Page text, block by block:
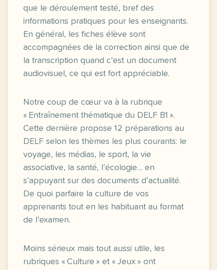
que le déroulement testé, bref des
informations pratiques pour les enseignants.
En général, les fiches élève sont
accompagnées de la correction ainsi que de
la transcription quand c’est un document
audiovisuel, ce qui est fort appréciable.
Notre coup de cœur va à la rubrique
« Entraînement thématique du DELF B1 ».
Cette dernière propose 12 préparations au
DELF selon les thèmes les plus courants: le
voyage, les médias, le sport, la vie
associative, la santé, l’écologie… en
s’appuyant sur des documents d’actualité.
De quoi parfaire la culture de vos
apprenants tout en les habituant au format
de l’examen.
Moins sérieux mais tout aussi utile, les
rubriques « Culture » et « Jeux » ont